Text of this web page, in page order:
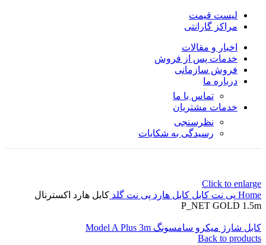
لیست قیمت
مراکز گارانتی
اخبار و مقالات
خدمات پس از فروش
فروش سازمانی
درباره ما
تماس با ما
خدمات مشتریان
نظرسنجی
رسیدگی به شکایات
Click to enlarge
Home پی نت کابل کابل هارد پی نت گلد کابل هارد اکسترنال
P_NET GOLD 1.5m
کابل شارژ میکرو سامسونگ Model A Plus 3m
Back to products